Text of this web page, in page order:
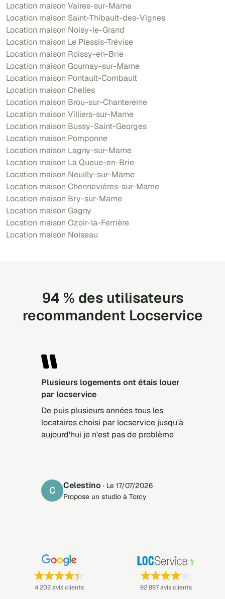
Location maison Vaires-sur-Marne
Location maison Saint-Thibault-des-Vignes
Location maison Noisy-le-Grand
Location maison Le Plessis-Trévise
Location maison Roissy-en-Brie
Location maison Gournay-sur-Marne
Location maison Pontault-Combault
Location maison Chelles
Location maison Brou-sur-Chantereine
Location maison Villiers-sur-Marne
Location maison Bussy-Saint-Georges
Location maison Pomponne
Location maison Lagny-sur-Marne
Location maison La Queue-en-Brie
Location maison Neuilly-sur-Marne
Location maison Chennevières-sur-Marne
Location maison Bry-sur-Marne
Location maison Gagny
Location maison Ozoir-la-Ferrière
Location maison Noiseau
94 % des utilisateurs
recommandent Locservice
Plusieurs logements ont étais louer
par locservice
De puis plusieurs années tous les
locataires choisi par locservice jusqu'à
aujourd'hui je n'est pas de problème
C Celestino · Le 17/07/2026
Propose un studio à Torcy
Note : 4,4 sur 5 —
4 202 avis clients Note : 4,1 sur 5 —
92 897 avis clients